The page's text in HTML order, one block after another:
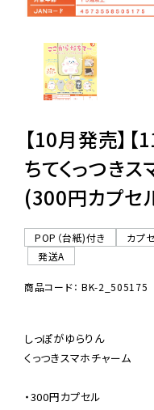
06-
【10月発売】
ちてくっつき
(300円カプセ
POP（台紙)付き
カプ
発送A
商品コード： BK-2_505175
しっぽがゆらりん
くっつきスマホチャーム
・300円カプセル